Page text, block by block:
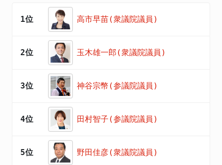
1位 高市早苗(衆議院議員)
2位 玉木雄一郎(衆議院議員)
3位 神谷宗幣(参議院議員)
4位 田村智子(参議院議員)
5位 野田佳彦(衆議院議員)